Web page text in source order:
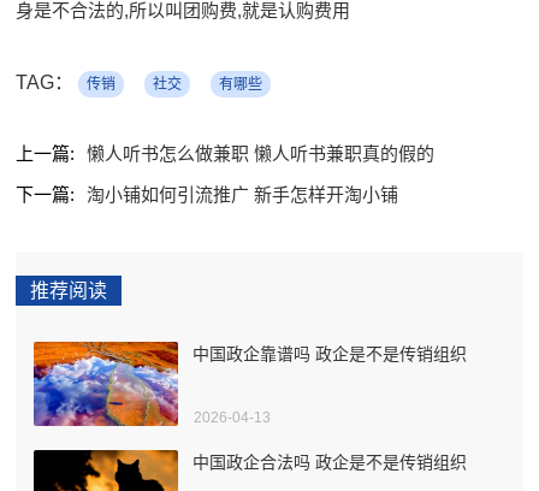
身是不合法的,所以叫团购费,就是认购费用
TAG： 传销 社交 有哪些
上一篇:
懒人听书怎么做兼职 懒人听书兼职真的假的
下一篇:
淘小铺如何引流推广 新手怎样开淘小铺
推荐阅读
中国政企靠谱吗 政企是不是传销组织
2026-04-13
中国政企合法吗 政企是不是传销组织